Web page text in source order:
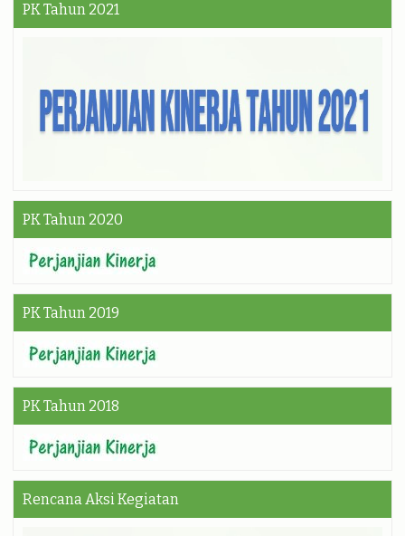
PK Tahun 2021
PK Tahun 2020
PK Tahun 2019
PK Tahun 2018
Rencana Aksi Kegiatan